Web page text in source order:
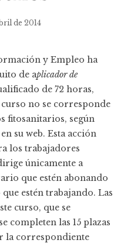
de 2014
y Empleo ha
de aplicador de
de 72 horas,
no se corresponde
fitosanitarios, según
su web. Esta acción
los trabajadores
únicamente a
que estén abonando
estén trabajando. Las
curso, que se
completen las 15 plazas
la correspondiente